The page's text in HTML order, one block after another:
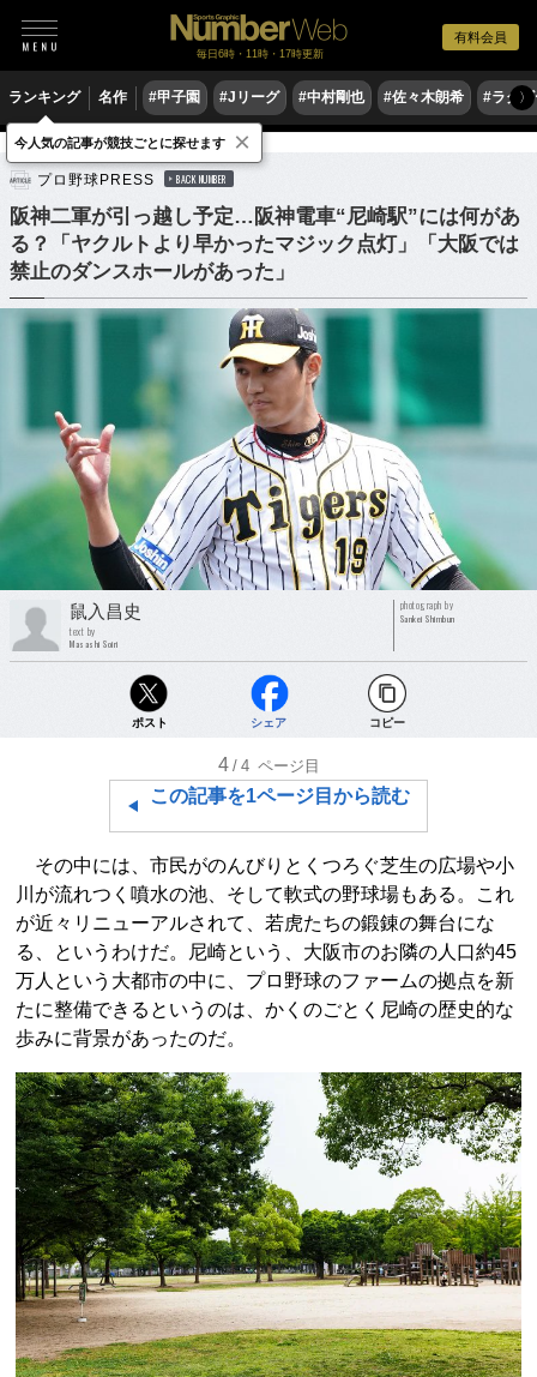
有料会員
毎日6時・11時・17時更新
ランキング 名作 #甲子園 #Jリーグ #中村剛也 #佐々木朗希 #ラグ〉
野球 プロ野球
プロ野球PRESS BACK NUMBER
阪神二軍が引っ越し予定…阪神電車“尼崎駅”には何があ
る？「ヤクルトより早かったマジック点灯」「大阪では
禁止のダンスホールがあった」
鼠入昌史
text by
Masashi Soiri
photograph by
Sankei Shimbun
ポスト シェア コピー
4 /4 ページ目
この記事を1ページ目から読む
その中には、市民がのんびりとくつろぐ芝生の広場や小
川が流れつく噴水の池、そして軟式の野球場もある。これ
が近々リニューアルされて、若虎たちの鍛錬の舞台にな
る、というわけだ。尼崎という、大阪市のお隣の人口約45
万人という大都市の中に、プロ野球のファームの拠点を新
たに整備できるというのは、かくのごとく尼崎の歴史的な
歩みに背景があったのだ。
今人気の記事が競技ごとに探せます ×